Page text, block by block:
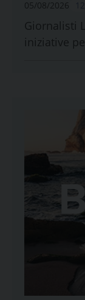
05/08/2026
Giornalisti
iniziative